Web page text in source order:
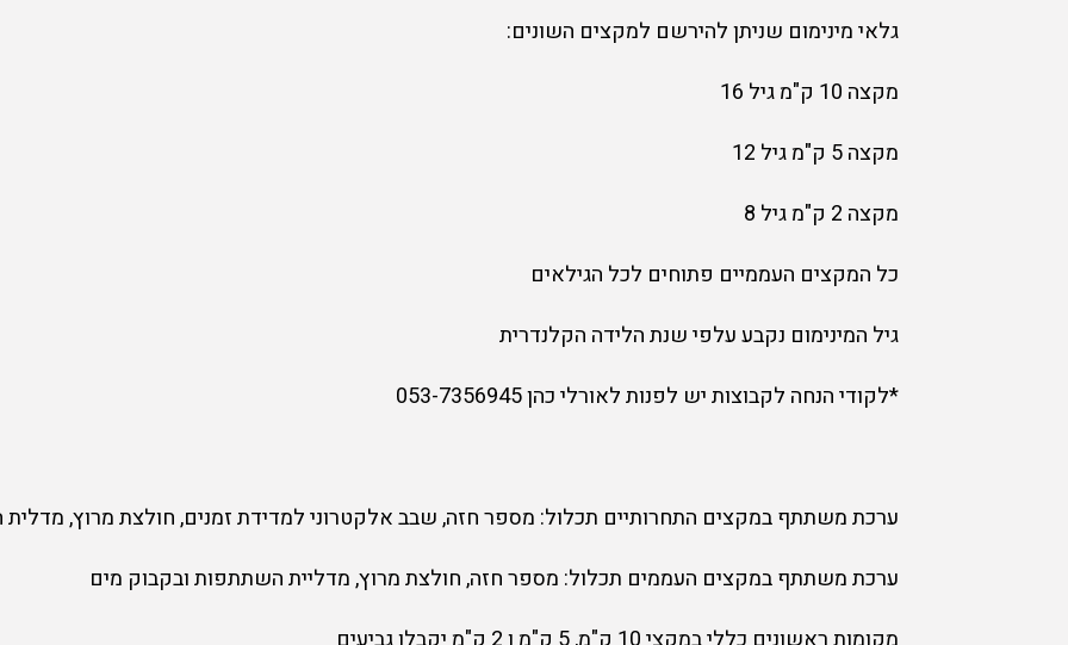
גלאי מינימום שניתן להירשם למקצים השונים:
מקצה 10 ק"מ גיל 16
מקצה 5 ק"מ גיל 12
מקצה 2 ק"מ גיל 8
כל המקצים העממיים פתוחים לכל הגילאים
גיל המינימום נקבע עלפי שנת הלידה הקלנדרית
*לקודי הנחה לקבוצות יש לפנות לאורלי כהן 053-7356945
ערכת משתתף במקצים התחרותיים תכלול: מספר חזה, שבב אלקטרוני למדידת זמנים, חולצת מרוץ,
ערכת משתתף במקצים העממים תכלול: מספר חזה, חולצת מרוץ, מדליית השתתפות ובקבוק מים